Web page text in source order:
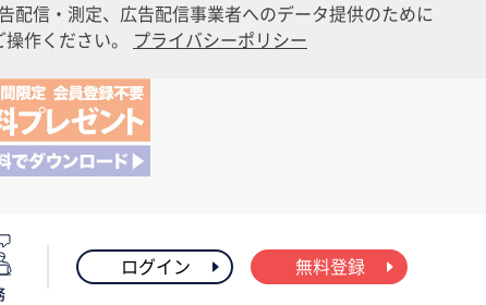
配信・測定、広告配信事業者へのデータ提供のために
作ください。 プライバシーポリシー
ログイン 無料登録